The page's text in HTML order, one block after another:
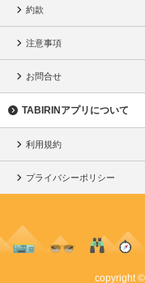
約款
注意事項
お問合せ
TABIRINアプリについて
利用規約
プライバシーポリシー
copyright